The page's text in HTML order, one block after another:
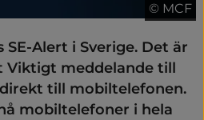
© MCF
SE-Alert i Sverige. Det är
Viktigt meddelande till
till mobiltelefonen.
mobiltelefoner i hela